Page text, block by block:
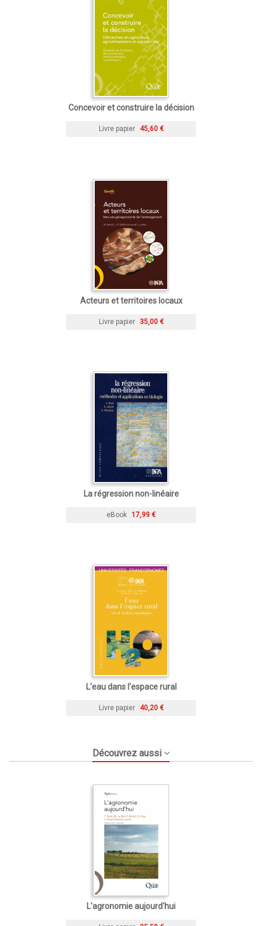
Concevoir et construire la décision
Livre papier 45,60 €
Acteurs et territoires locaux
Livre papier 35,00 €
La régression non-linéaire
eBook 17,99 €
L'eau dans l'espace rural
Livre papier 40,20 €
Découvrez aussi
L'agronomie aujourd'hui